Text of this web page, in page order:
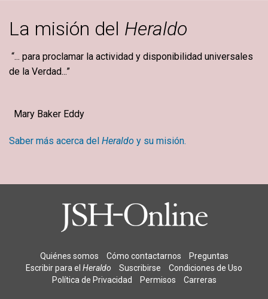
La misión del Heraldo
“... para proclamar la actividad y disponibilidad universales
de la Verdad...”
Mary Baker Eddy
Saber más acerca del Heraldo y su misión.
Quiénes somos Cómo contactarnos
Preguntas
Escribir para el Heraldo Suscribirse
Condiciones de Uso
Política de Privacidad
Permisos Carreras